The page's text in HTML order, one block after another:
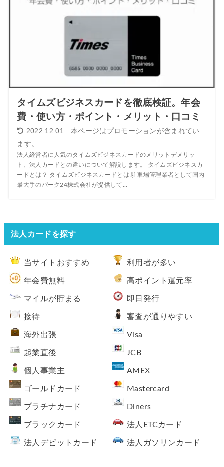
タイムズビジネスカードを徹底検証。年会
費・使い方・ポイント・メリット・口コミ
2022.12.01
法人経営者に人気のタイムズビジネスカードのメリットデメリッ
ト、法人カードとの違いについて解説します。 タイムズビジネスカ
ードとは？ タイムズビジネスカードとは 駐車場管理業者として国内
最大手のパーク24株式会社が提供して...
法人カードを探す
当サイトおすすめ 利用者が多い
年会費無料 高ポイント還元率
マイルが貯まる 即日発行
接待 審査が通りやすい
海外出張 Visa
起業直後 JCB
個人事業主 AMEX
ゴールドカード Mastercard
プラチナカード Diners
ブラックカード 法人ETCカード
法人デビットカード 法人ガソリンカード